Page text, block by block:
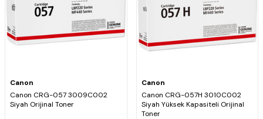
Canon
Canon CRG-057 3009C002
Siyah Orijinal Toner
Canon
Canon CRG-057H 3010C002
Siyah Yüksek Kapasiteli Orijinal
Toner